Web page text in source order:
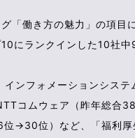
「働き方の魅力」の項目
にランクインした10社
インフォメーションシス
コムウェア（昨年総合
位→30位）など、「福利